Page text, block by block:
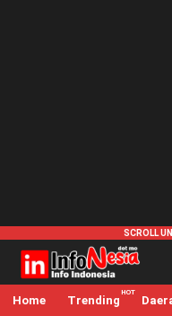
infonesia.me
Info Indonesia
Home Trending